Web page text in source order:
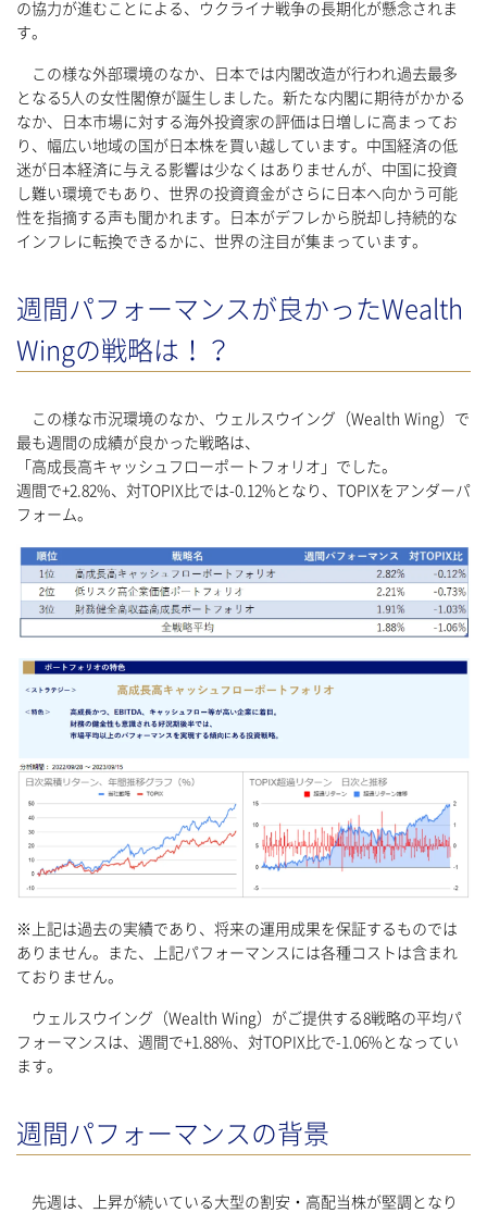
の協力が進むことによる、ウクライナ戦争の長期化が懸念されま
す。
この様な外部環境のなか、日本では内閣改造が行われ過去最多
となる5人の女性閣僚が誕生しました。新たな内閣に期待がかかる
なか、日本市場に対する海外投資家の評価は日増しに高まってお
り、幅広い地域の国が日本株を買い越しています。中国経済の低
迷が日本経済に与える影響は少なくはありませんが、中国に投資
し難い環境でもあり、世界の投資資金がさらに日本へ向かう可能
性を指摘する声も聞かれます。日本がデフレから脱却し持続的な
インフレに転換できるかに、世界の注目が集まっています。
週間パフォーマンスが良かったWealth
Wingの戦略は！？
この様な市況環境のなか、ウェルスウイング（Wealth Wing）で
最も週間の成績が良かった戦略は、
「高成長高キャッシュフローポートフォリオ」でした。
週間で+2.82%、対TOPIX比では-0.12%となり、TOPIXをアンダーパ
フォーム。
※上記は過去の実績であり、将来の運用成果を保証するものでは
ありません。また、上記パフォーマンスには各種コストは含まれ
ておりません。
ウェルスウイング（Wealth Wing）がご提供する8戦略の平均パ
フォーマンスは、週間で+1.88%、対TOPIX比で-1.06%となってい
ます。
週間パフォーマンスの背景
先週は、上昇が続いている大型の割安・高配当株が堅調となり